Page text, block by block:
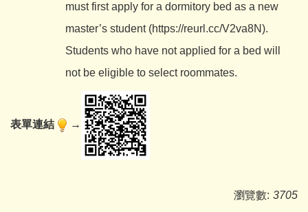
must first apply for a dormitory bed as a new
master’s student (https://reurl.cc/V2va8N).
Students who have not applied for a bed will
not be eligible to select roommates.
表單連結 →
瀏覽數: 3705